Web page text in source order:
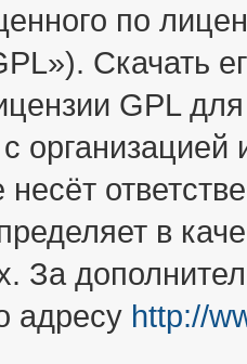
по
Скачать
GPL
в
За
адресу http://